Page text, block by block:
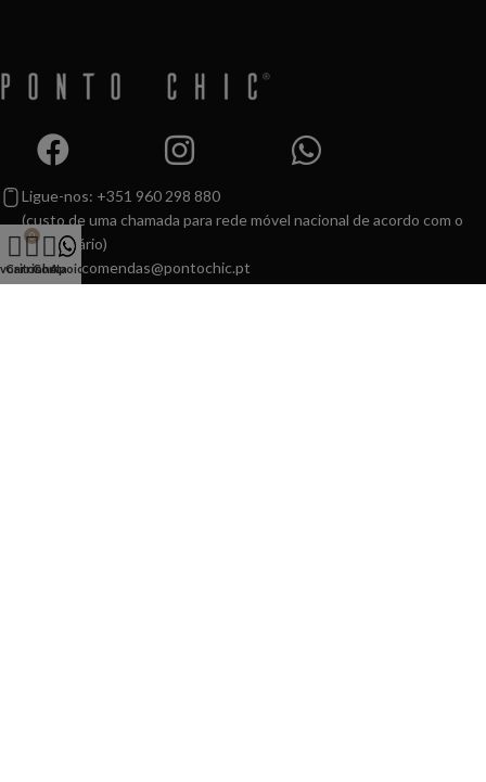
Ligue-nos: +351 960 298 880
(custo de uma chamada para rede móvel nacional de acordo com o
seu tarifário)
Email:encomendas@pontochic.pt
0
Carrinho
ContaApoio